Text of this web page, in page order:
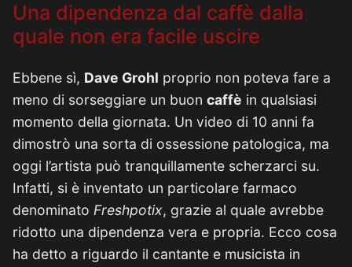
Una dipendenza dal caffè dalla
quale non era facile uscire
Ebbene sì, Dave Grohl proprio non poteva fare a
meno di sorseggiare un buon caffè in qualsiasi
momento della giornata. Un video di 10 anni fa
dimostrò una sorta di ossessione patologica, ma
oggi l’artista può tranquillamente scherzarci su.
Infatti, si è inventato un particolare farmaco
denominato Freshpotix, grazie al quale avrebbe
ridotto una dipendenza vera e propria. Ecco cosa
ha detto a riguardo il cantante e musicista in